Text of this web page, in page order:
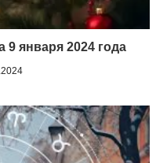
января 2024 года